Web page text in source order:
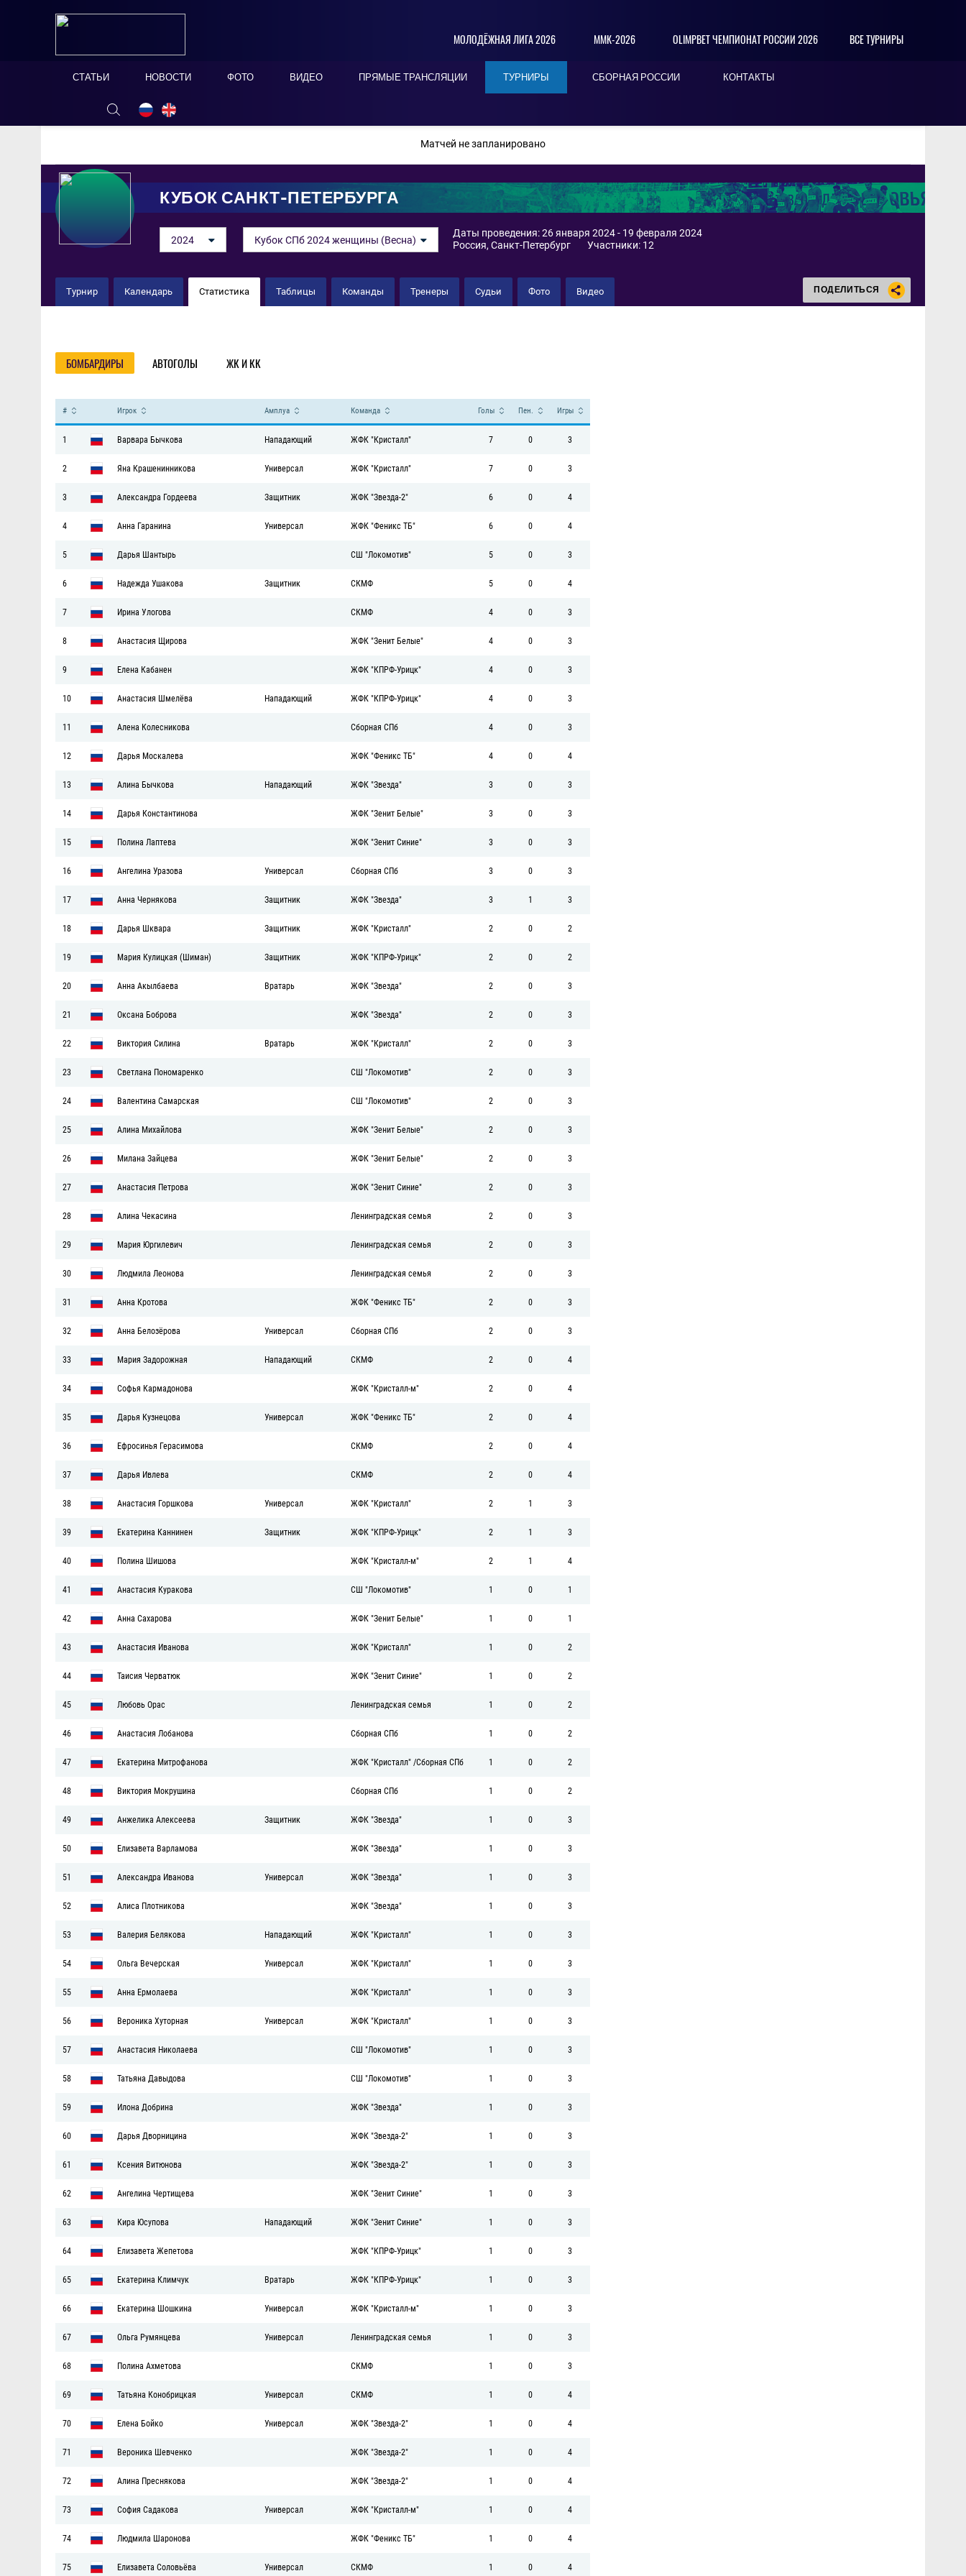
МОЛОДЁЖНАЯ ЛИГА 2026 ММК-2026 OLIMPBET ЧЕМПИОНАТ РОССИИ 2026 ВСЕ ТУРНИРЫ
СТАТЬИ НОВОСТИ ФОТО ВИДЕО ПРЯМЫЕ ТРАНСЛЯЦИИ ТУРНИРЫ СБОРНАЯ РОССИИ КОНТАКТЫ
ОНЛАЙН ТАБЛО СКРЫТЬ
Матчей не запланировано
КУБОК САНКТ-ПЕТЕРБУРГА
2024 Кубок СПб 2024 женщины (Весна)
Даты проведения: 26 января 2024 - 19 февраля 2024
Россия, Санкт-Петербург
Участники: 12
Турнир Календарь Статистика Таблицы Команды Тренеры Судьи Фото Видео ПОДЕЛИТЬСЯ
БОМБАРДИРЫ АВТОГОЛЫ ЖК И КК
# Игрок Амплуа Команда Голы Пен. Игры
1 Варвара Бычкова Нападающий ЖФК "Кристалл" 7 0 3
2 Яна Крашенинникова Универсал ЖФК "Кристалл" 7 0 3
3 Александра Гордеева Защитник ЖФК "Звезда-2" 6 0 4
4 Анна Гаранина Универсал ЖФК "Феникс ТБ" 6 0 4
5 Дарья Шантырь СШ "Локомотив" 5 0 3
6 Надежда Ушакова Защитник СКМФ 5 0 4
7 Ирина Улогова СКМФ 4 0 3
8 Анастасия Щирова ЖФК "Зенит Белые" 4 0 3
9 Елена Кабанен ЖФК "КПРФ-Урицк" 4 0 3
10 Анастасия Шмелёва Нападающий ЖФК "КПРФ-Урицк" 4 0 3
11 Алена Колесникова Сборная СПб 4 0 3
12 Дарья Москалева ЖФК "Феникс ТБ" 4 0 4
13 Алина Бычкова Нападающий ЖФК "Звезда" 3 0 3
14 Дарья Константинова ЖФК "Зенит Белые" 3 0 3
15 Полина Лаптева ЖФК "Зенит Синие" 3 0 3
16 Ангелина Уразова Универсал Сборная СПб 3 0 3
17 Анна Чернякова Защитник ЖФК "Звезда" 3 1 3
18 Дарья Шквара Защитник ЖФК "Кристалл" 2 0 2
19 Мария Кулицкая (Шиман) Защитник ЖФК "КПРФ-Урицк" 2 0 2
20 Анна Акылбаева Вратарь ЖФК "Звезда" 2 0 3
21 Оксана Боброва ЖФК "Звезда" 2 0 3
22 Виктория Силина Вратарь ЖФК "Кристалл" 2 0 3
23 Светлана Пономаренко СШ "Локомотив" 2 0 3
24 Валентина Самарская СШ "Локомотив" 2 0 3
25 Алина Михайлова ЖФК "Зенит Белые" 2 0 3
26 Милана Зайцева ЖФК "Зенит Белые" 2 0 3
27 Анастасия Петрова ЖФК "Зенит Синие" 2 0 3
28 Алина Чекасина Ленинградская семья 2 0 3
29 Мария Юргилевич Ленинградская семья 2 0 3
30 Людмила Леонова Ленинградская семья 2 0 3
31 Анна Кротова ЖФК "Феникс ТБ" 2 0 3
32 Анна Белозёрова Универсал Сборная СПб 2 0 3
33 Мария Задорожная Нападающий СКМФ 2 0 4
34 Софья Кармадонова ЖФК "Кристалл-м" 2 0 4
35 Дарья Кузнецова Универсал ЖФК "Феникс ТБ" 2 0 4
36 Ефросинья Герасимова СКМФ 2 0 4
37 Дарья Ивлева СКМФ 2 0 4
38 Анастасия Горшкова Универсал ЖФК "Кристалл" 2 1 3
39 Екатерина Каннинен Защитник ЖФК "КПРФ-Урицк" 2 1 3
40 Полина Шишова ЖФК "Кристалл-м" 2 1 4
41 Анастасия Куракова СШ "Локомотив" 1 0 1
42 Анна Сахарова ЖФК "Зенит Белые" 1 0 1
43 Анастасия Иванова ЖФК "Кристалл" 1 0 2
44 Таисия Черватюк ЖФК "Зенит Синие" 1 0 2
45 Любовь Орас Ленинградская семья 1 0 2
46 Анастасия Лобанова Сборная СПб 1 0 2
47 Екатерина Митрофанова ЖФК "Кристалл" /Сборная СПб 1 0 2
48 Виктория Мокрушина Сборная СПб 1 0 2
49 Анжелика Алексеева Защитник ЖФК "Звезда" 1 0 3
50 Елизавета Варламова ЖФК "Звезда" 1 0 3
51 Александра Иванова Универсал ЖФК "Звезда" 1 0 3
52 Алиса Плотникова ЖФК "Звезда" 1 0 3
53 Валерия Белякова Нападающий ЖФК "Кристалл" 1 0 3
54 Ольга Вечерская Универсал ЖФК "Кристалл" 1 0 3
55 Анна Ермолаева ЖФК "Кристалл" 1 0 3
56 Вероника Хуторная Универсал ЖФК "Кристалл" 1 0 3
57 Анастасия Николаева СШ "Локомотив" 1 0 3
58 Татьяна Давыдова СШ "Локомотив" 1 0 3
59 Илона Добрина ЖФК "Звезда" 1 0 3
60 Дарья Дворницина ЖФК "Звезда-2" 1 0 3
61 Ксения Витюнова ЖФК "Звезда-2" 1 0 3
62 Ангелина Чертищева ЖФК "Зенит Синие" 1 0 3
63 Кира Юсупова Нападающий ЖФК "Зенит Синие" 1 0 3
64 Елизавета Жепетова ЖФК "КПРФ-Урицк" 1 0 3
65 Екатерина Климчук Вратарь ЖФК "КПРФ-Урицк" 1 0 3
66 Екатерина Шошкина Универсал ЖФК "Кристалл-м" 1 0 3
67 Ольга Румянцева Универсал Ленинградская семья 1 0 3
68 Полина Ахметова СКМФ 1 0 3
69 Татьяна Конобрицкая Универсал СКМФ 1 0 4
70 Елена Бойко Универсал ЖФК "Звезда-2" 1 0 4
71 Вероника Шевченко ЖФК "Звезда-2" 1 0 4
72 Алина Преснякова ЖФК "Звезда-2" 1 0 4
73 София Садакова Универсал ЖФК "Кристалл-м" 1 0 4
74 Людмила Шаронова ЖФК "Феникс ТБ" 1 0 4
75 Елизавета Соловьёва Универсал СКМФ 1 0 4